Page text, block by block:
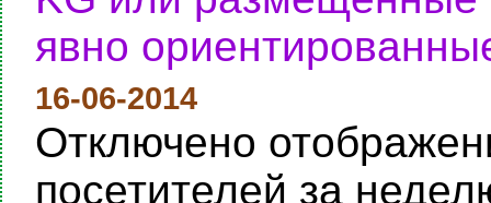
явно
16-06-2014
Отключено
посетителей за